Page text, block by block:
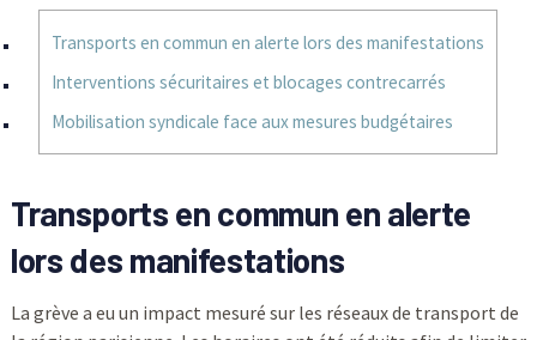
Transports en commun en alerte lors des manifestations
Interventions sécuritaires et blocages contrecarrés
Mobilisation syndicale face aux mesures budgétaires
Transports en commun en alerte
lors des manifestations
La grève a eu un impact mesuré sur les réseaux de transport de